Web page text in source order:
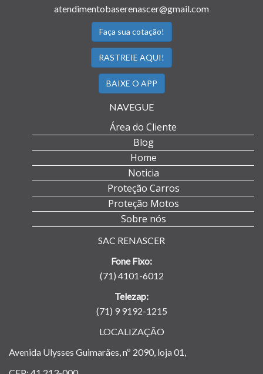
atendimentobaserenascer@gmail.com
Faça sua cotação!
RASTREIE AQUI!
BAIXE O APP
NAVEGUE
Área do Cliente
Blog
Home
Noticia
Proteção Carros
Proteção Motos
Sobre nós
SAC RENASCER
Fone Fixo:
(71) 4101-6012
Telezap:
(71) 9 9192-1215
LOCALIZAÇÃO
Avenida Ulysses Guimarães, nº 2090, loja 01,